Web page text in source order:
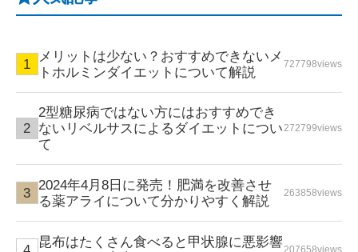
メリットは少ない？おすすめできないメ
トホルミンダイエットについて解説
727798views
2型糖尿病ではない方にはおすすめでき
ないリベルサスによるダイエットについ
て
272799views
2024年4月8日に発売！肥満を改善させ
る薬アライについて分かりやすく解説
263858views
昆布はたくさん食べると甲状腺に悪影響207658views